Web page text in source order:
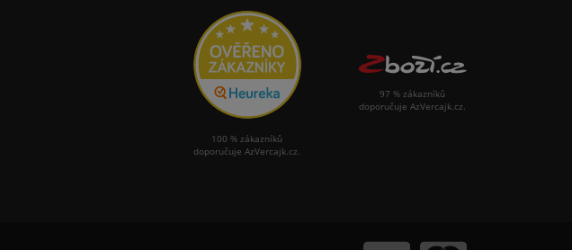
100 % zákazníků
doporučuje AzVercajk.cz.
97 % zákazníků
doporučuje AzVercajk.cz.